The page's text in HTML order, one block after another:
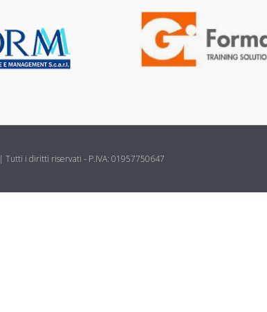
| Tutti i diritti riservati - P.IVA: 01957750647